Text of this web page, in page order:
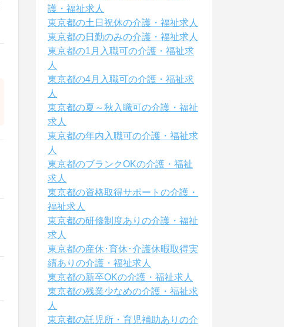
護・福祉求人
東京都の土日祝休の介護・福祉求人
東京都の日勤のみの介護・福祉求人
東京都の1月入職可の介護・福祉求
人
東京都の4月入職可の介護・福祉求
人
東京都の夏～秋入職可の介護・福祉
求人
東京都の年内入職可の介護・福祉求
人
東京都のブランクOKの介護・福祉
求人
東京都の資格取得サポートの介護・
福祉求人
東京都の研修制度ありの介護・福祉
求人
東京都の産休･育休･介護休暇取得実
績ありの介護・福祉求人
東京都の新卒OKの介護・福祉求人
東京都の残業少なめの介護・福祉求
人
東京都の託児所・育児補助ありの介